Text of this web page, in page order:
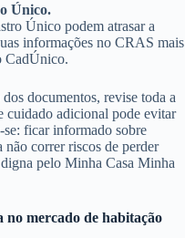
Único.
Único podem atrasar a
informações no CRAS mais
CadÚnico.
documentos, revise toda a
cuidado adicional pode evitar
se: ficar informado sobre
correr riscos de perder
digna pelo Minha Casa Minha
mercado de habitação